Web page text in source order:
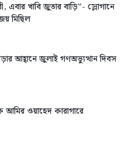
এবার খাবি জুতার বাড়ি”- স্লোগানে
মিছিল
আহ্বানে জুলাই গণঅভ্যুত্থান দিবস
আমির ওয়াহেদ কারাগারে